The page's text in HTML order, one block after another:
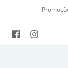
---------------